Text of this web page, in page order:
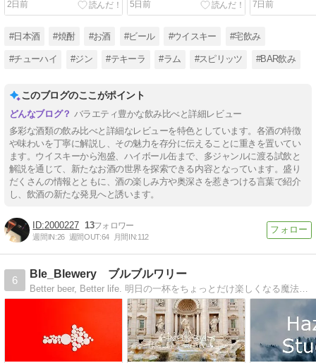
飲みでレビュー!!
2日前 5日前
セイのハイボ
7日前
#日本酒 #焼酎 #お酒 #ビール #ウイスキー #宅飲み
#チューハイ #ジン #テキーラ #ラム #スピリッツ #BAR飲み
このブログのここがポイント
バラエティ豊かな飲み比べと詳細レビュー
多彩な酒類の飲み比べと詳細なレビューを特色としています。各酒の特徴
や味わいを丁寧に解説し、その魅力を存分に伝えることに重きを置いてい
ます。ウイスキーから泡盛、ハイボール缶まで、多ジャンルに渡る試飲と
解説を通じて、新たなお酒の世界を探索できる内容となっています。盛り
だくさんの情報とともに、酒の楽しみ方や奥深さを惹きつける言葉で紹介
し、飲酒の新たな発見へと誘います。
2000227 13
週間IN:26 週間OUT:64 月間IN:112
6
Ble_Blewery ブルブルワリー
Better beer, Better life. 明日の一杯をちょっとだけ楽しくなる魔法をかけちゃいます。